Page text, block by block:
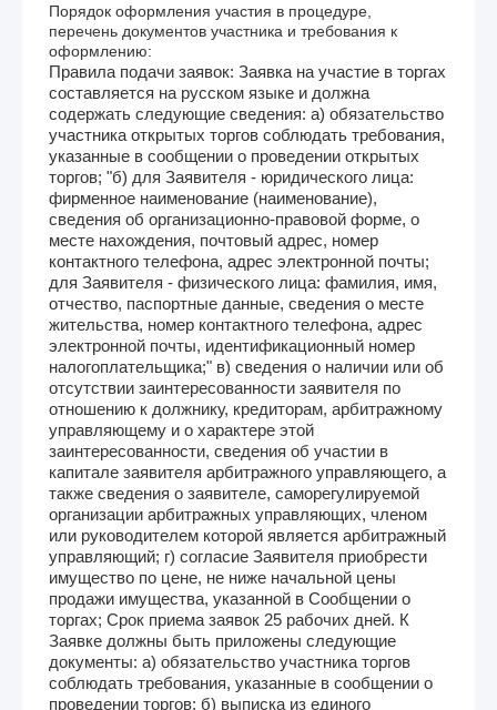
Порядок оформления участия в процедуре,
перечень документов участника и требования к
оформлению:
Правила подачи заявок: Заявка на участие в торгах
составляется на русском языке и должна
содержать следующие сведения: а) обязательство
участника открытых торгов соблюдать требования,
указанные в сообщении о проведении открытых
торгов; "б) для Заявителя - юридического лица:
фирменное наименование (наименование),
сведения об организационно-правовой форме, о
месте нахождения, почтовый адрес, номер
контактного телефона, адрес электронной почты;
для Заявителя - физического лица: фамилия, имя,
отчество, паспортные данные, сведения о месте
жительства, номер контактного телефона, адрес
электронной почты, идентификационный номер
налогоплательщика;" в) сведения о наличии или об
отсутствии заинтересованности заявителя по
отношению к должнику, кредиторам, арбитражному
управляющему и о характере этой
заинтересованности, сведения об участии в
капитале заявителя арбитражного управляющего, а
также сведения о заявителе, саморегулируемой
организации арбитражных управляющих, членом
или руководителем которой является арбитражный
управляющий; г) согласие Заявителя приобрести
имущество по цене, не ниже начальной цены
продажи имущества, указанной в Сообщении о
торгах; Срок приема заявок 25 рабочих дней. К
Заявке должны быть приложены следующие
документы: а) обязательство участника торгов
соблюдать требования, указанные в сообщении о
проведении торгов; б) выписка из единого